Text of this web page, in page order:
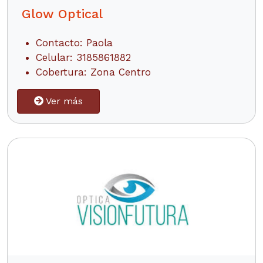
Glow Optical
Contacto: Paola
Celular: 3185861882
Cobertura: Zona Centro
Ver más